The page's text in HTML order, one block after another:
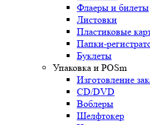
Флаеры и билеты
Листовки
Пластиковые
Папки-
Буклеты
Упаковка и POSm
Изготовление
CD/DVD
Воблеры
Шелфтокер